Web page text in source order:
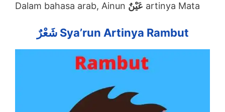
Dalam bahasa arab, Ainun عَيْنٌ artinya Mata
شَعْرٌ Sya’run Artinya Rambut